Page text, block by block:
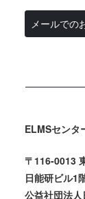
メールでの
ELMSセンタ
〒116-0013
日能研ビル1
公益社団法